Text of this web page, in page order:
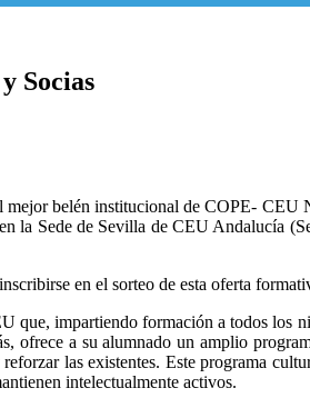
Socias
belén institucional de COPE- CEU
la Sede de Sevilla de CEU Andalucía
en el sorteo de esta oferta
impartiendo formación a todos los
ofrece a su alumnado un amplio
las existentes. Este programa
intelectualmente activos.